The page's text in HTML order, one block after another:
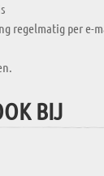
regelmatig per e-
BIJ